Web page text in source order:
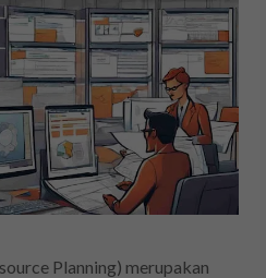
Planning) merupakan